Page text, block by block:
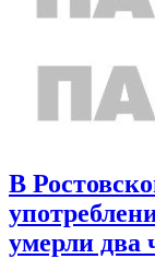
В
умерли два